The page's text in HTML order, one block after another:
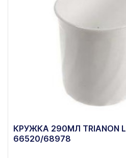
КРУЖКА 290МЛ TRIANON
66520/68978